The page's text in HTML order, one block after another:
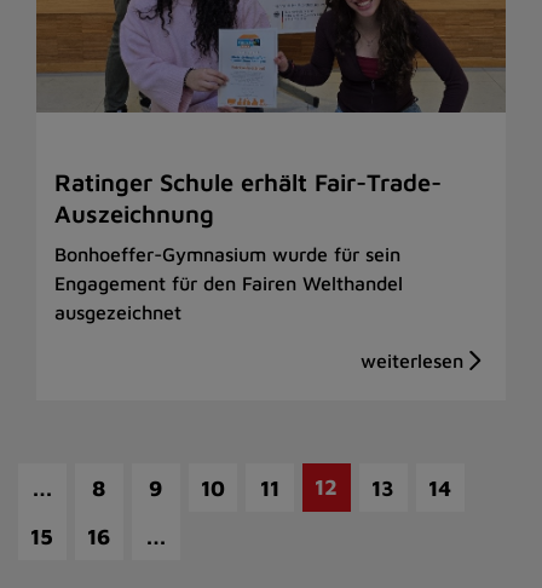
Ratinger Schule erhält Fair-Trade-
Auszeichnung
Bonhoeffer-Gymnasium wurde für sein
Engagement für den Fairen Welthandel
ausgezeichnet
… 8 9 10 11 12 13
14
15
16 …